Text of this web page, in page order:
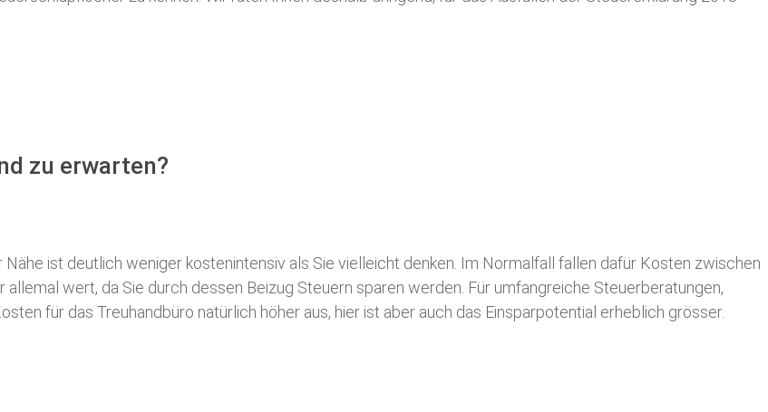
zu erwarten?
Nähe ist deutlich weniger kostenintensiv als Sie vielleicht denken. Im Normalfall fallen dafür Kosten zwischen
wert, da Sie durch dessen Beizug Steuern sparen werden. Für umfangreiche Steuerberatungen,
für das Treuhandbüro natürlich höher aus, hier ist aber auch das Einsparpotential erheblich grösser.